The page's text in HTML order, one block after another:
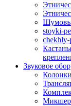
stoyki-
chekhly-
Звуковое